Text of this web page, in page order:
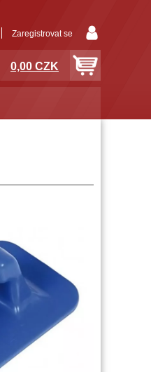
Zaregistrovat se
0,00 CZK